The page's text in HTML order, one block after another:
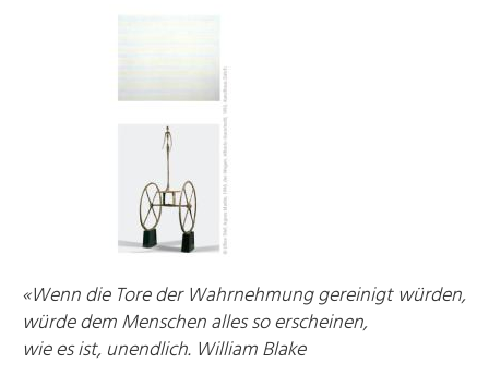
«Wenn die Tore der Wahrnehmung gereinigt würden,
würde dem Menschen alles so erscheinen,
wie es ist, unendlich. William Blake